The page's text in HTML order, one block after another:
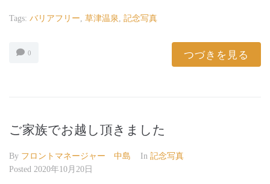
Tags: バリアフリー, 草津温泉, 記念写真
0 つづきを見る
ご家族でお越し頂きました
By フロントマネージャー 中島 In 記念写真
Posted 2020年10月20日